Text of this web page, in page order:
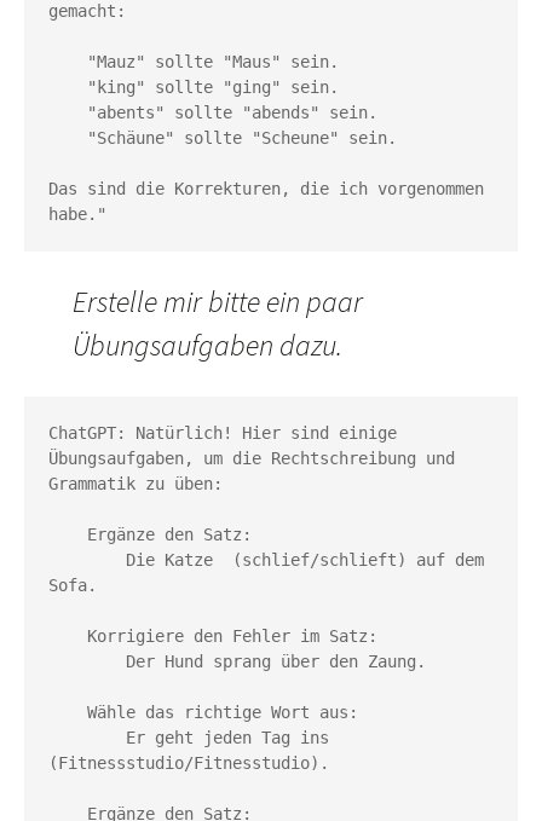
gemacht:
Das sind die Korrekturen, die ich vorgenommen
habe."
Erstelle mir bitte ein paar
Übungsaufgaben dazu.
ChatGPT: Natürlich! Hier sind einige
Übungsaufgaben, um die Rechtschreibung und
Grammatik zu üben:
Sofa.
(Fitnessstudio/Fitnesstudio).